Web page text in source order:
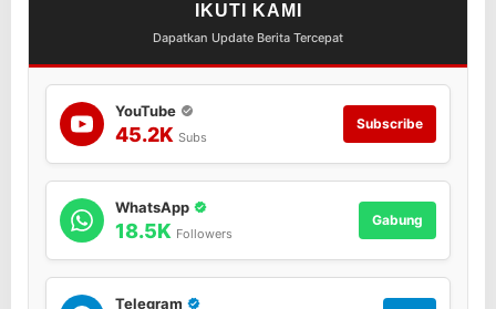
g
l
i
,
K
r
i
S
i
m
IKUTI KAMI
Dapatkan Update Berita Tercepat
YouTube
45.2K Subs
Subscribe
WhatsApp
18.5K Followers
Gabung
Telegram